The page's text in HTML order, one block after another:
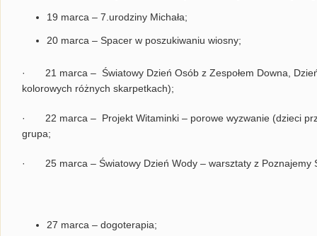
19 marca – 7.urodziny Michała;
20 marca – Spacer w poszukiwaniu wiosny;
· 21 marca – Światowy Dzień Osób z Zespołem Downa,
kolorowych różnych skarpetkach);
· 22 marca – Projekt Witaminki – porowe wyzwanie (dzieci
grupa;
· 25 marca – Światowy Dzień Wody – warsztaty z Poznajemy
27 marca – dogoterapia;